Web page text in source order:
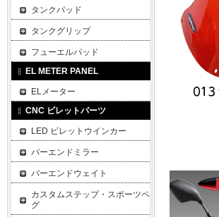
タンクパッド
タンクグリップ
フューエルパッド
EL METER PANEL
ELメーター
CNC ビレットパーツ
LED ビレットウインカー
バーエンドミラー
バーエンドウェイト
カスタムステップ・スポーツペ
グ